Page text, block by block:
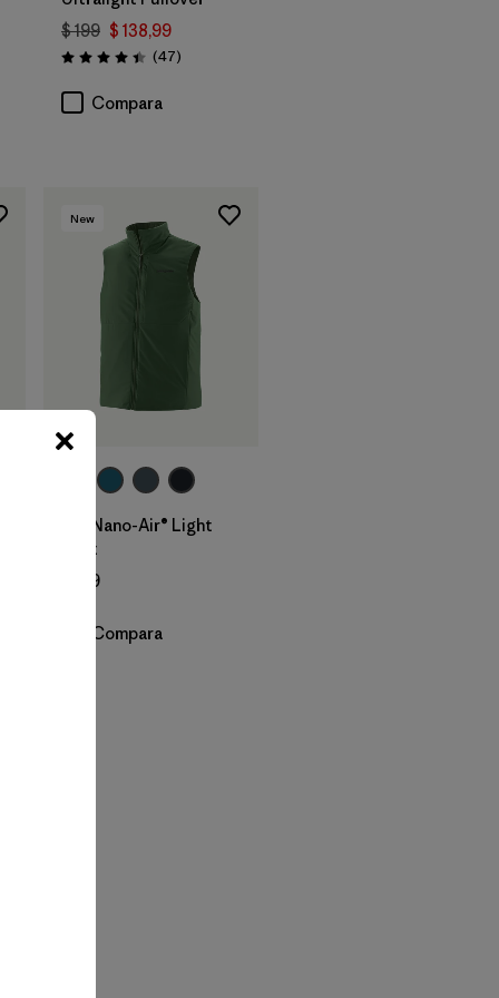
$ 199 $ 138,99
Valoración: 4.4 / 5
(47Comentarios
)
Compara
New
M's Nano-Air® Light
Vest
$ 199
Compara